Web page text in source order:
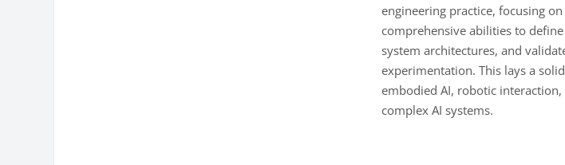
engineering practice, focusing
comprehensive abilities to
system architectures, and
experimentation. This lays a
embodiedAI, robotic
complex AI systems.